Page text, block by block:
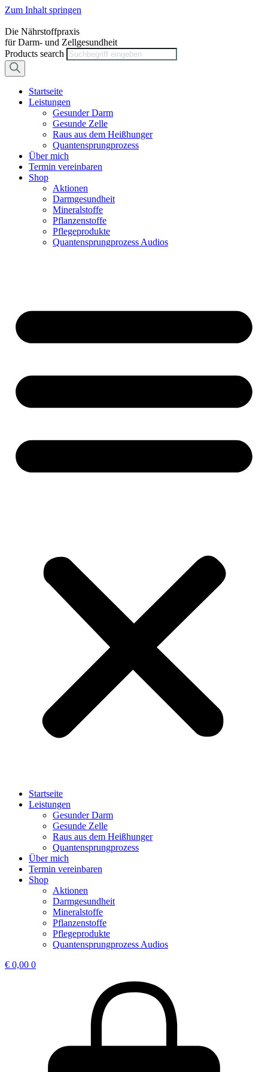
Zum Inhalt springen
Die Nährstoffpraxis
für Darm- und Zellgesundheit
Products search
Startseite
Leistungen
Gesunder Darm
Gesunde Zelle
Raus aus dem Heißhunger
Quantensprungprozess
Über mich
Termin vereinbaren
Shop
Aktionen
Darmgesundheit
Mineralstoffe
Pflanzenstoffe
Pflegeprodukte
Quantensprungprozess Audios
Startseite
Leistungen
Gesunder Darm
Gesunde Zelle
Raus aus dem Heißhunger
Quantensprungprozess
Über mich
Termin vereinbaren
Shop
Aktionen
Darmgesundheit
Mineralstoffe
Pflanzenstoffe
Pflegeprodukte
Quantensprungprozess Audios
€ 0,00 0